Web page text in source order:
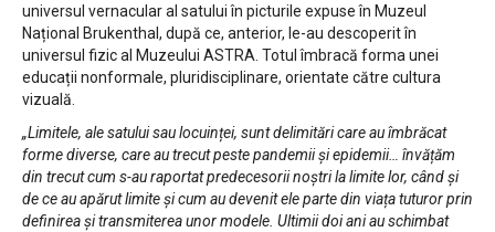
universul vernacular al satului în picturile expuse în Muzeul
Național Brukenthal, după ce, anterior, le-au descoperit în
universul fizic al Muzeului ASTRA. Totul îmbracă forma unei
educații nonformale, pluridisciplinare, orientate către cultura
vizuală.
„Limitele, ale satului sau locuinței, sunt delimitări care au îmbrăcat
forme diverse, care au trecut peste pandemii și epidemii… învățăm
din trecut cum s-au raportat predecesorii noștri la limite lor, când și
de ce au apărut limite și cum au devenit ele parte din viața tuturor prin
definirea și transmiterea unor modele. Ultimii doi ani au schimbat